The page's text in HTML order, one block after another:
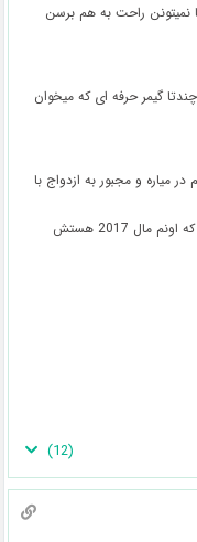
نمیتونن راحت به هم برسن
چندتا گیمر حرفه ای که میخوان
میاره و مجبور به ازدواج با
مواظب باشین یه سریال هم اسم این سریال هست که اونم مال 2017 هستش
(
12
)